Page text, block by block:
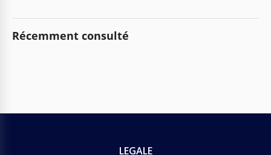
Récemment consulté
LEGALE